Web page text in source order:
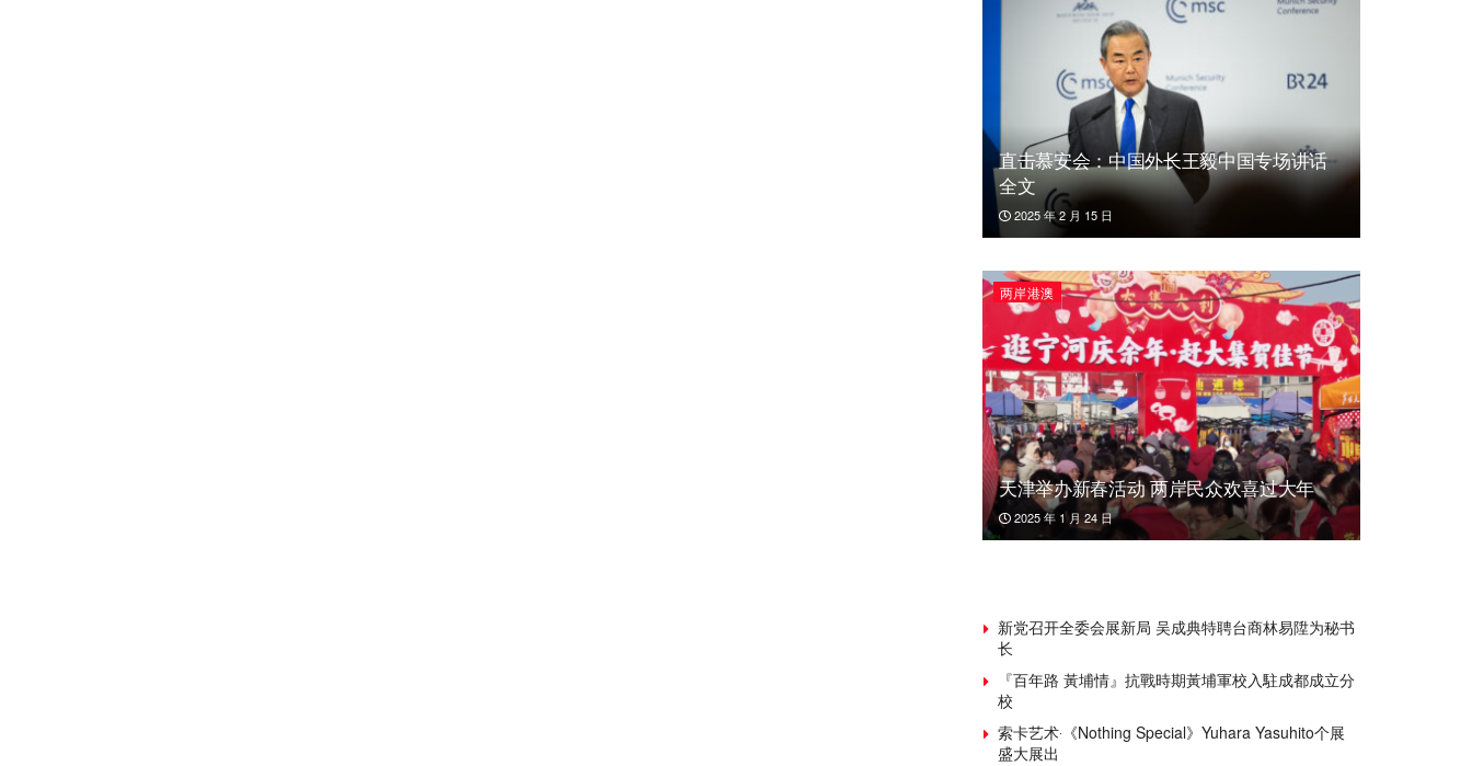
直击慕安会：中国外长王毅中国专场讲话
全文
2025 年 2 月 15 日
两岸港澳
天津举办新春活动 两岸民众欢喜过大年
2025 年 1 月 24 日
新党召开全委会展新局 吴成典特聘台商林易陞为秘书
长
『百年路 黃埔情』抗戰時期黃埔軍校入駐成都成立分
校
索卡艺术‧《Nothing Special》Yuhara Yasuhito个展
盛大展出